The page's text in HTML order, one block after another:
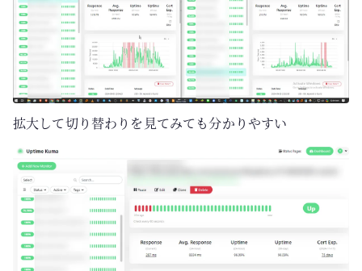
拡大して切り替わりを見てみても分かりやすい